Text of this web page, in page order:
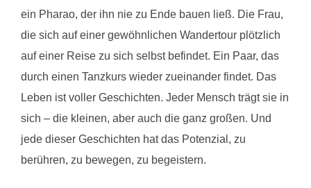
ein Pharao, der ihn nie zu Ende bauen ließ. Die Frau,
die sich auf einer gewöhnlichen Wandertour plötzlich
auf einer Reise zu sich selbst befindet. Ein Paar, das
durch einen Tanzkurs wieder zueinander findet. Das
Leben ist voller Geschichten. Jeder Mensch trägt sie in
sich – die kleinen, aber auch die ganz großen. Und
jede dieser Geschichten hat das Potenzial, zu
berühren, zu bewegen, zu begeistern.